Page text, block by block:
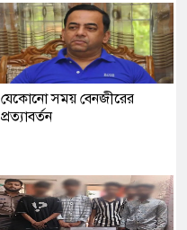
যেকোনো সময় বেনজীরের
প্রত্যাবর্তন